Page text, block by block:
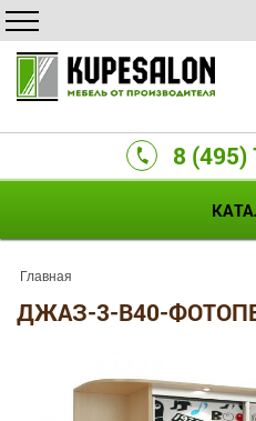
8 (495)
Главная
ДЖАЗ-3-B40-